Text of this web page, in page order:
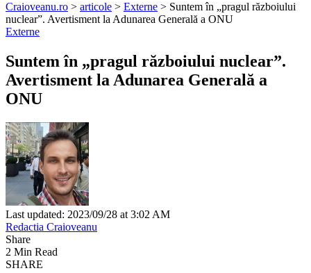
Craioveanu.ro > articole > Externe > Suntem în „pragul războiului
nuclear”. Avertisment la Adunarea Generală a ONU
Externe
Suntem în „pragul războiului nuclear”.
Avertisment la Adunarea Generală a
ONU
Last updated: 2023/09/28 at 3:02 AM
Redactia Craioveanu
Share
2 Min Read
SHARE